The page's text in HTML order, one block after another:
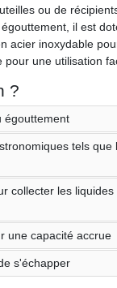
ou de
il est
acier inoxydable
une utilisation
?
égouttement
tels que
collecter les liquides
une capacité accrue
s'échapper